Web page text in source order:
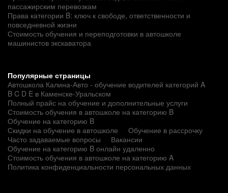
пассажирским перевозкам
Права категории B: ключ к свободе, ответственности и
повседневной жизни
Стоимость обучения и переподготовки в автошколе
машинистов экскаватора
Популярные страницы
Автошкола Калина-Авто - обучение водителей категорий A
B C D E в Каменске-Уральском
Полный прайс на обучение и дополнительные услуги
Стоимость обучения в автошколе на категорию B
Обучение на категорию B
Скидки на обучение в автошколе
Обучение в рассрочку
Часто задаваемые вопросы
Вакансии
Обучение на категорию B онлайн удаленно
Стоимость обучения в автошколе на категорию A
Политика конфиденциальности персональных данных